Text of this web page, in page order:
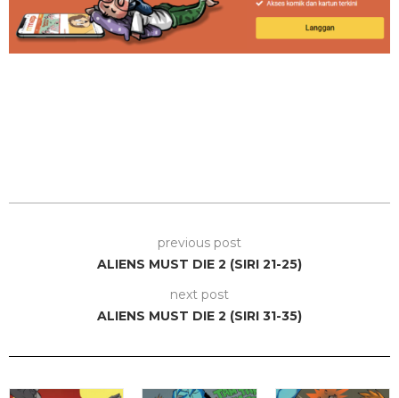
previous post
ALIENS MUST DIE 2 (SIRI 21-25)
next post
ALIENS MUST DIE 2 (SIRI 31-35)